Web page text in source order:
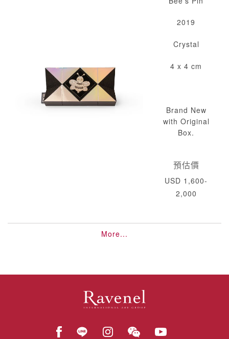
2019
Crystal
4 x 4 cm
Brand New
with Original
Box.
預估價
USD 1,600-
2,000
More...